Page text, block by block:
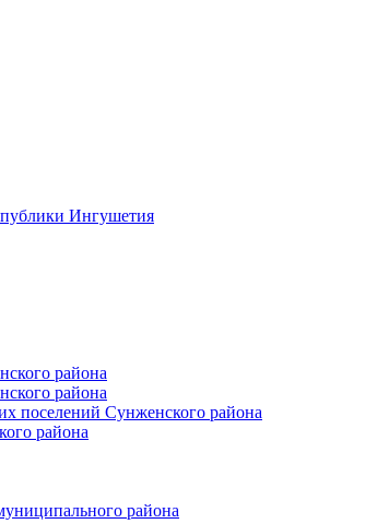
Ингушетия
района
района
поселений Сунженского района
района
района